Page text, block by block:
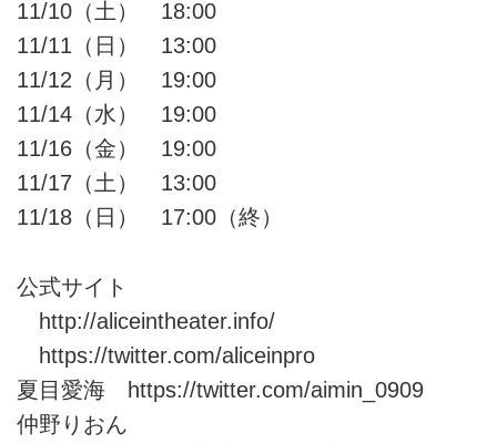
11/10（土） 18:00
11/11（日） 13:00
11/12（月） 19:00
11/14（水） 19:00
11/16（金） 19:00
11/17（土） 13:00
11/18（日） 17:00（終）
公式サイト
http://aliceintheater.info/
https://twitter.com/aliceinpro
夏目愛海 https://twitter.com/aimin_0909
仲野りおん